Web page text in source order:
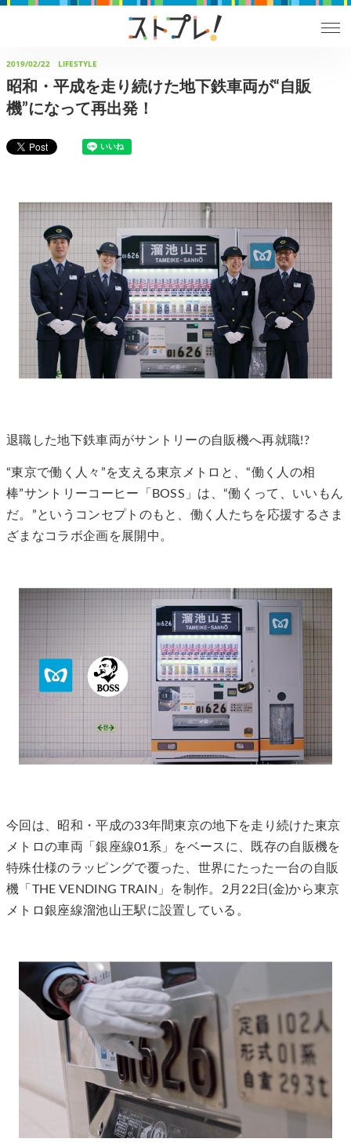
2019/02/22 LIFESTYLE
昭和・平成を走り続けた地下鉄車両が“自販
機”になって再出発！
退職した地下鉄車両がサントリーの自販機へ再就職!?
“東京で働く人々”を支える東京メトロと、“働く人の相
棒”サントリーコーヒー「BOSS」は、“働くって、いいもん
だ。”というコンセプトのもと、働く人たちを応援するさま
ざまなコラボ企画を展開中。
今回は、昭和・平成の33年間東京の地下を走り続けた東京
メトロの車両「銀座線01系」をベースに、既存の自販機を
特殊仕様のラッピングで覆った、世界にたった一台の自販
機「THE VENDING TRAIN」を制作。2月22日(金)から東京
メトロ銀座線溜池山王駅に設置している。